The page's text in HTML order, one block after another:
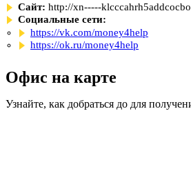
Сайт: http://xn-----
Социальные сети:
https://vk.com/money4help
https://ok.ru/money4help
Офис на карте
Узнайте, как добраться до для